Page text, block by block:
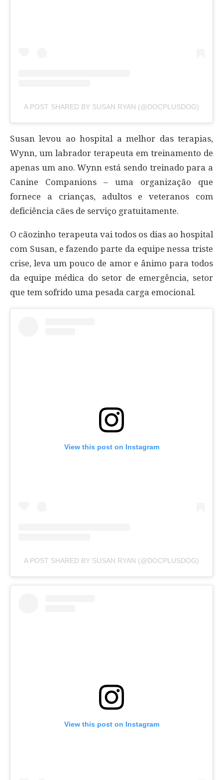
A POST SHARED BY SUSAN RYAN (@DOCPLUSDOG)
Susan levou ao hospital a melhor das terapias,
Wynn, um labrador terapeuta em treinamento de
apenas um ano. Wynn está sendo treinado para a
Canine Companions – uma organização que
fornece a crianças, adultos e veteranos com
deficiência cães de serviço gratuitamente.
O cãozinho terapeuta vai todos os dias ao hospital
com Susan, e fazendo parte da equipe nessa triste
crise, leva um pouco de amor e ânimo para todos
da equipe médica do setor de emergência, setor
que tem sofrido uma pesada carga emocional.
View this post on Instagram
A POST SHARED BY SUSAN RYAN (@DOCPLUSDOG)
View this post on Instagram